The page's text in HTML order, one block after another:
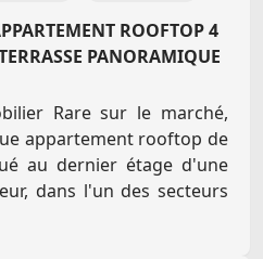
ROOFTOP 4
PANORAMIQUE
Rare sur le marché,
appartement rooftop de
au dernier étage d'une
dans l'un des secteurs